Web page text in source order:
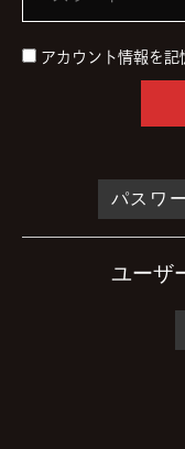
アカウント情報を記
パスワ
ユーザ